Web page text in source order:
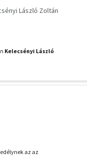
László Zoltán
Kelecsényi László
az az